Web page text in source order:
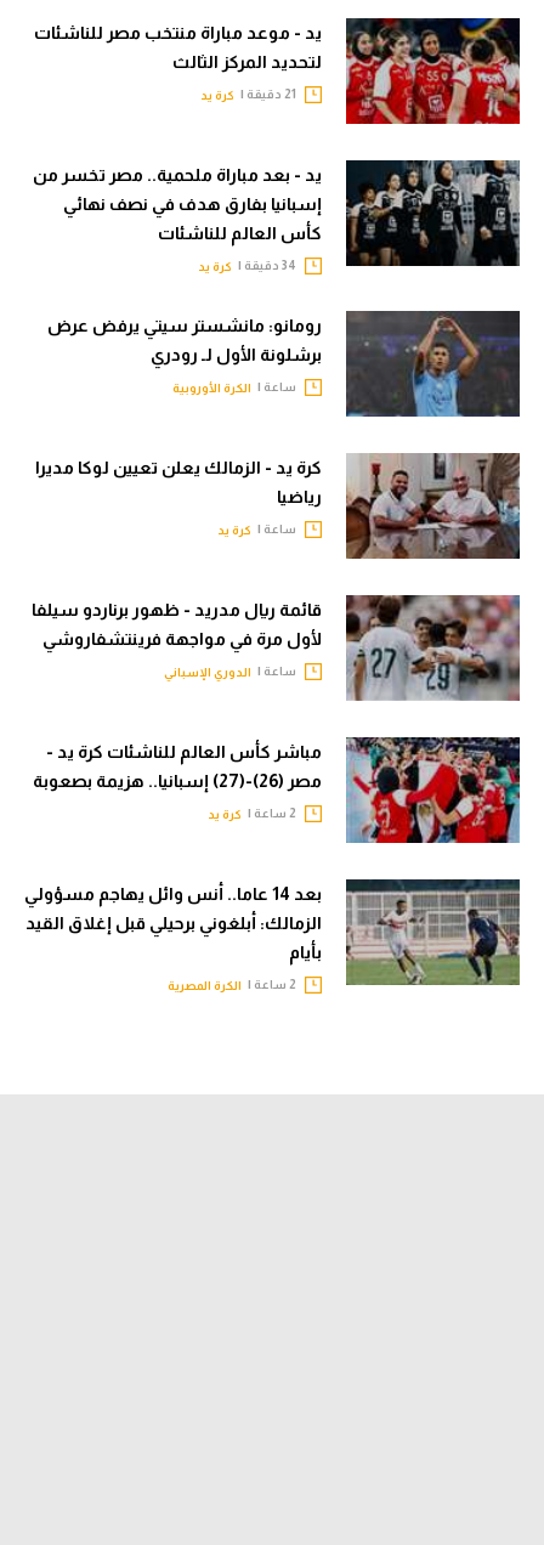
يد - موعد مباراة منتخب مصر للناشئات
لتحديد المركز الثالث
كرة يد
يد - بعد مباراة ملحمية.. مصر تخسر من
إسبانيا بفارق هدف في نصف نهائي
كأس العالم للناشئات
كرة يد
رومانو: مانشستر سيتي يرفض عرض
برشلونة الأول لـ رودري
ساعة | الكرة الأوروبية
كرة يد - الزمالك يعلن تعيين لوكا مديرا
رياضيا
ساعة | كرة يد
قائمة ريال مدريد - ظهور برناردو سيلفا
لأول مرة في مواجهة فرينتشفاروشي
ساعة | الدوري الإسباني
مباشر كأس العالم للناشئات كرة يد -
مصر (26)-(27) إسبانيا.. هزيمة بصعوبة
كرة يد
بعد 14 عاما.. أنس وائل يهاجم مسؤولي
الزمالك: أبلغوني برحيلي قبل إغلاق القيد
بأيام
الكرة المصرية